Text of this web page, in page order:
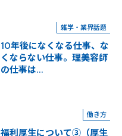
雑学・業界話題
10年後になくなる仕事、な
くならない仕事。理美容師
の仕事は...
働き方
福利厚生について③（厚生